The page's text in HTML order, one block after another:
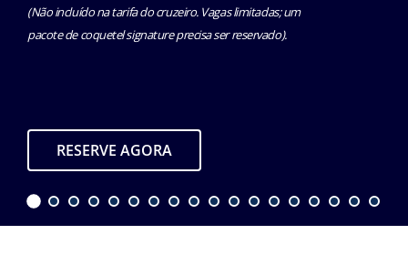
(Não incluído na tarifa do cruzeiro. Vagas limitadas; um
pacote de coquetel signature precisa ser reservado).
RESERVE AGORA